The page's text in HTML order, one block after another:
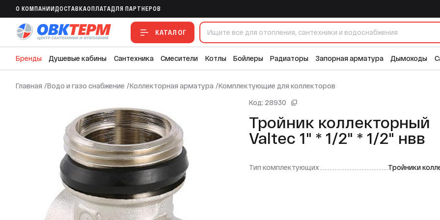
O КОМПАНИИ ДОСТАВКАОПЛАТАДЛЯ ПАРТНЕРОВ
КАТАЛОГ
Бренды Душевые кабины Сантехника Смесители Котлы Бойлеры Радиаторы Запорная арматура Дымоходы
Главная /Водо и газо снабжение /Коллекторная арматура /Комплектующие для коллекторов
Код: 28930
Тройник коллекторный
Valtec 1" * 1/2" * 1/2" нвв
Тип комплектующих Тройники
Тройник коллекторный Valtec 1" * 1/2" * 1/2" нвв